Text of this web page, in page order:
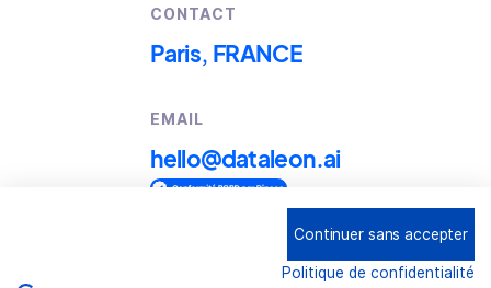
CONTACT
Paris, FRANCE
EMAIL
hello@dataleon.ai
Conditions générales d'utilisation
Continuer sans accepter
Politique de confidentialité